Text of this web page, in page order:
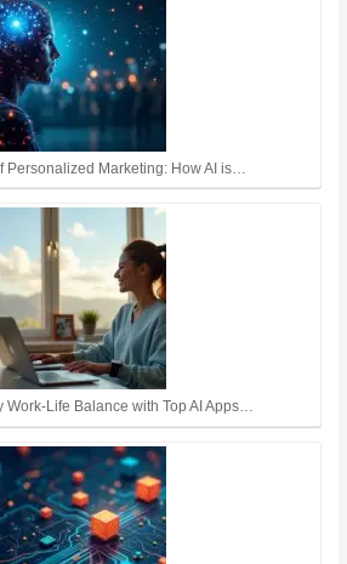
Personalized Marketing: How AI is…
Work-Life Balance with Top AI Apps…